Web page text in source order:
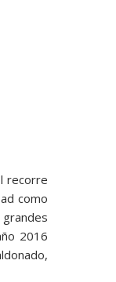
recorre
como
2016